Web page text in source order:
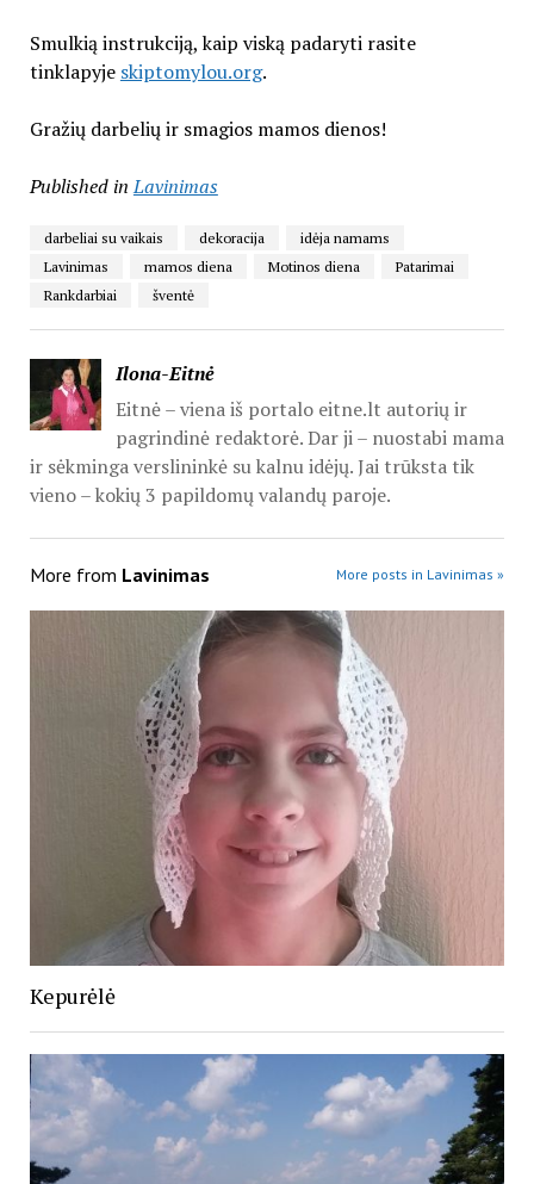
Smulkią instrukciją, kaip viską padaryti rasite
tinklapyje skiptomylou.org.
Gražių darbelių ir smagios mamos dienos!
Published in Lavinimas
darbeliai su vaikais dekoracija
idėja namams
Lavinimas
mamos diena Motinos diena
Patarimai
Rankdarbiai
šventė
Ilona-Eitnė
Eitnė – viena iš portalo eitne.lt autorių ir
pagrindinė redaktorė. Dar ji – nuostabi mama
ir sėkminga verslininkė su kalnu idėjų. Jai trūksta tik
vieno – kokių 3 papildomų valandų paroje.
More from Lavinimas More posts in Lavinimas »
Kepurėlė